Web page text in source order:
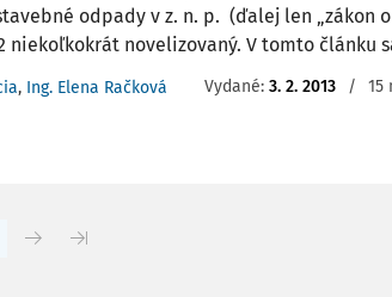
odpady v z. n. p. (ďalej len „zákon
niekoľkokrát novelizovaný. V tomto článku
, Ing. Elena Račková Vydané: 3. 2. 2013 / 15